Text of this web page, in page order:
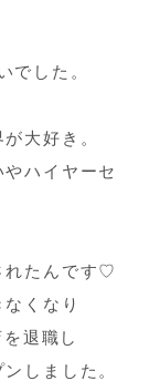
でした。
大好き。
ハイヤーセ
れたんです♡
くなり
退職し
しました。